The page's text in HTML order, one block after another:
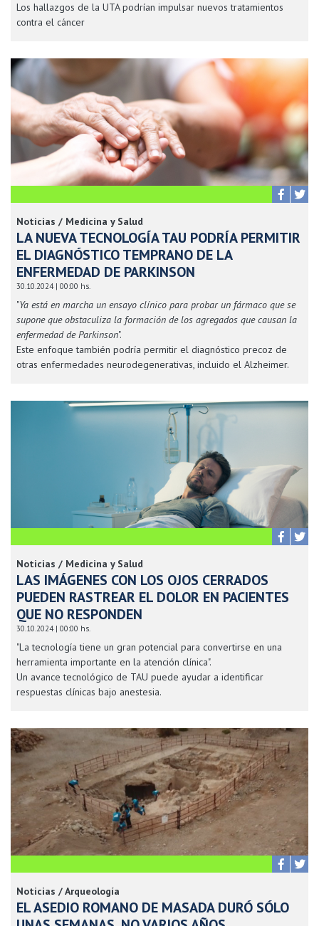
Los hallazgos de la UTA podrían impulsar nuevos tratamientos
contra el cáncer
Noticias / Medicina y Salud
LA NUEVA TECNOLOGÍA TAU PODRÍA PERMITIR
EL DIAGNÓSTICO TEMPRANO DE LA
ENFERMEDAD DE PARKINSON
30.10.2024 | 00:00 hs.
"Ya está en marcha un ensayo clínico para probar un fármaco que se
supone que obstaculiza la formación de los agregados que causan la
enfermedad de Parkinson".
Este enfoque también podría permitir el diagnóstico precoz de
otras enfermedades neurodegenerativas, incluido el Alzheimer.
Noticias / Medicina y Salud
LAS IMÁGENES CON LOS OJOS CERRADOS
PUEDEN RASTREAR EL DOLOR EN PACIENTES
QUE NO RESPONDEN
30.10.2024 | 00:00 hs.
"La tecnología tiene un gran potencial para convertirse en una
herramienta importante en la atención clínica".
Un avance tecnológico de TAU puede ayudar a identificar
respuestas clínicas bajo anestesia.
Noticias / Arqueología
EL ASEDIO ROMANO DE MASADA DURÓ SÓLO